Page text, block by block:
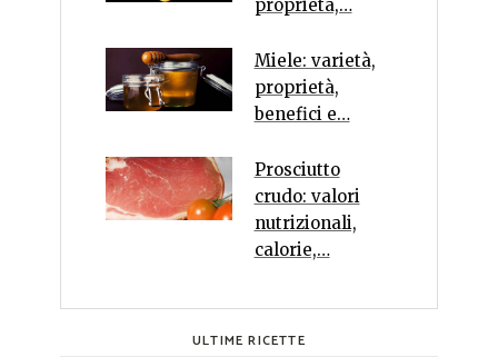
proprietà,…
Miele: varietà,
proprietà,
benefici e…
Prosciutto
crudo: valori
nutrizionali,
calorie,…
ULTIME RICETTE